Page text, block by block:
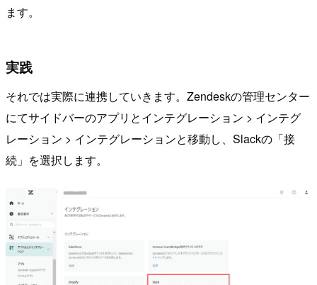
ます。
実践
それでは実際に連携していきます。Zendeskの管理センター
にてサイドバーのアプリとインテグレーション > インテグ
レーション > インテグレーションと移動し、Slackの「接
続」を選択します。